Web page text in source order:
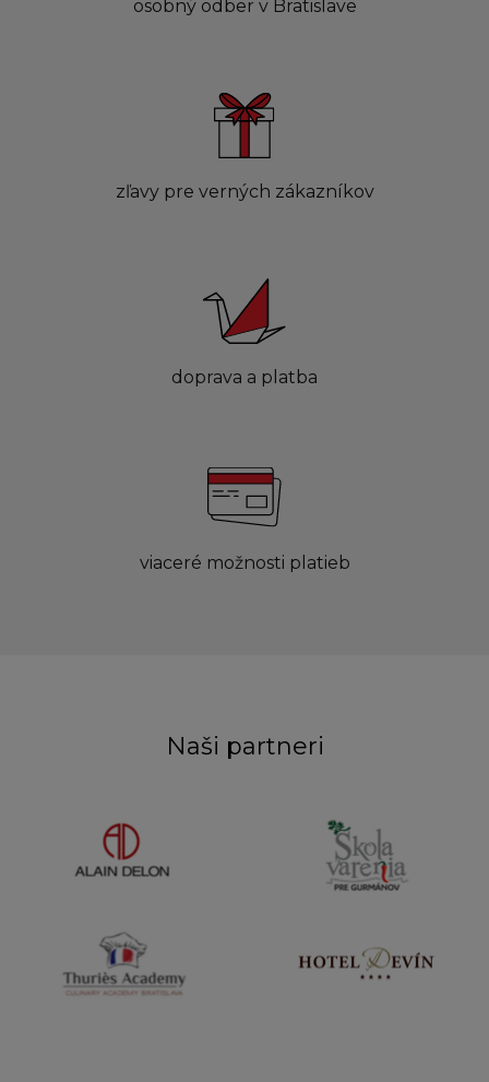
osobný odber v Bratislave
zľavy pre verných zákazníkov
doprava a platba
viaceré možnosti platieb
Naši partneri